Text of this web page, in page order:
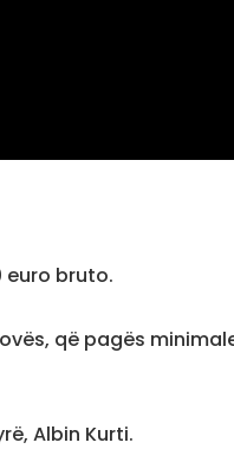
euro bruto.
që pagës
Albin Kurti.